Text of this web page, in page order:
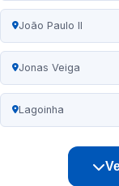
João Paulo II
Jonas Veiga
Lagoinha